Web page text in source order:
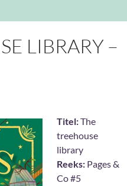
LIBRARY –
Titel:The
treehouse
library
Reeks: Pages &
Co #5